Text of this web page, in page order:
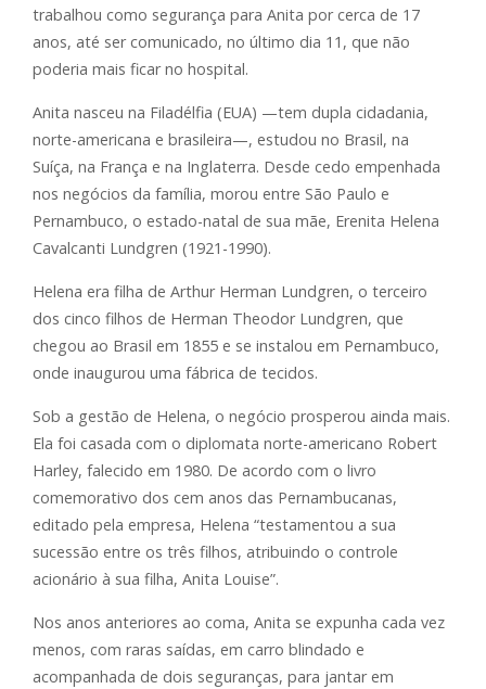
trabalhou como segurança para Anita por cerca de 17
anos, até ser comunicado, no último dia 11, que não
poderia mais ficar no hospital.
Anita nasceu na Filadélfia (EUA) —tem dupla cidadania,
norte-americana e brasileira—, estudou no Brasil, na
Suíça, na França e na Inglaterra. Desde cedo empenhada
nos negócios da família, morou entre São Paulo e
Pernambuco, o estado-natal de sua mãe, Erenita Helena
Cavalcanti Lundgren (1921-1990).
Helena era filha de Arthur Herman Lundgren, o terceiro
dos cinco filhos de Herman Theodor Lundgren, que
chegou ao Brasil em 1855 e se instalou em Pernambuco,
onde inaugurou uma fábrica de tecidos.
Sob a gestão de Helena, o negócio prosperou ainda mais.
Ela foi casada com o diplomata norte-americano Robert
Harley, falecido em 1980. De acordo com o livro
comemorativo dos cem anos das Pernambucanas,
editado pela empresa, Helena “testamentou a sua
sucessão entre os três filhos, atribuindo o controle
acionário à sua filha, Anita Louise”.
Nos anos anteriores ao coma, Anita se expunha cada vez
menos, com raras saídas, em carro blindado e
acompanhada de dois seguranças, para jantar em